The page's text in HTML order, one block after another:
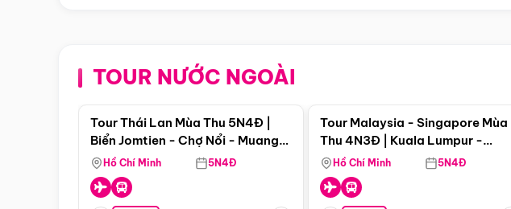
TOUR NƯỚC NGOÀI
Điểm nổi bật
Tour Thái Lan Mùa Thu 5N4Đ |
Biển Jomtien - Chợ Nổi - Muang
Boran - Suanthai (Bay Vietnam
Airlines)
Hồ Chí Minh 5N4Đ
Tour Malaysia - Singapore Mùa
Thu 4N3Đ | Kuala Lumpur -
Malacca - Johor Baru -
Singapore
Hồ Chí Minh 5N4Đ